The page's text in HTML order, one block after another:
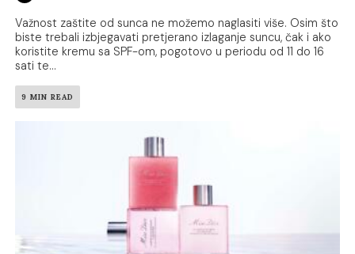
Važnost zaštite od sunca ne možemo naglasiti više. Osim što
biste trebali izbjegavati pretjerano izlaganje suncu, čak i ako
koristite kremu sa SPF-om, pogotovo u periodu od 11 do 16
sati te...
9 MIN READ